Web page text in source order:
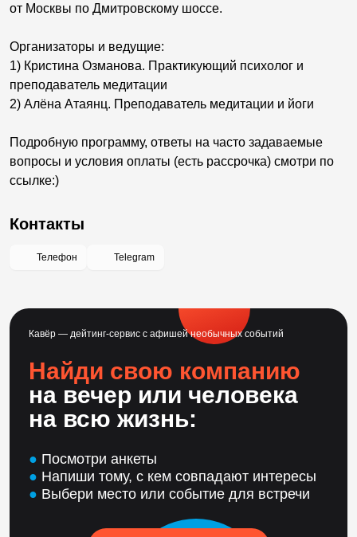
от Москвы по Дмитровскому шоссе.
Организаторы и ведущие:
1) Кристина Озманова. Практикующий психолог и
преподаватель медитации
2) Алёна Атаянц. Преподаватель медитации и йоги
Подробную программу, ответы на часто задаваемые
вопросы и условия оплаты (есть рассрочка) смотри по
ссылке:)
Контакты
Телефон Telegram
Кавёр — дейтинг-сервис с афишей необычных событий
Найди свою компанию
на вечер или человека
на всю жизнь:
● Посмотри анкеты
● Напиши тому, с кем совпадают интересы
● Выбери место или событие для встречи